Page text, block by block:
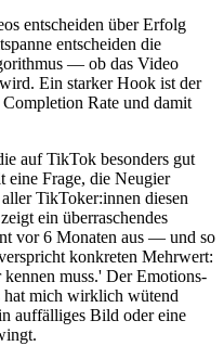
entscheiden über Erfolg
entscheiden die
— ob das Video
Ein starker Hook ist der
Rate und damit
auf TikTok besonders gut
eine Frage, die Neugier
TikToker:innen diesen
ein überraschendes
vor 6 Monaten aus — und so
konkreten Mehrwert:
muss.' Der Emotions-
mich wirklich wütend
auffälliges Bild oder eine